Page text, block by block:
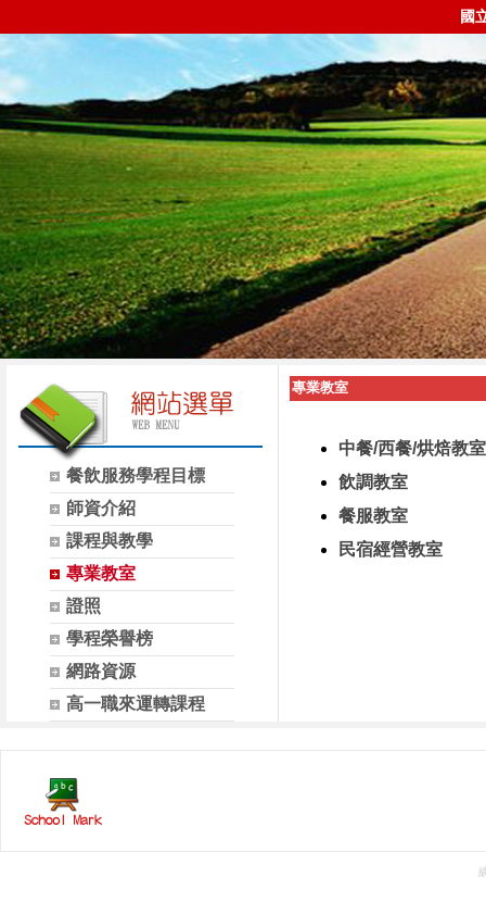
國
餐飲服務學程目標
師資介紹
課程與教學
專業教室
證照
學程榮譽榜
網路資源
高一職來運轉課程
專業教室
中餐/西餐/烘焙教室
飲調教室
餐服教室
民宿經營教室